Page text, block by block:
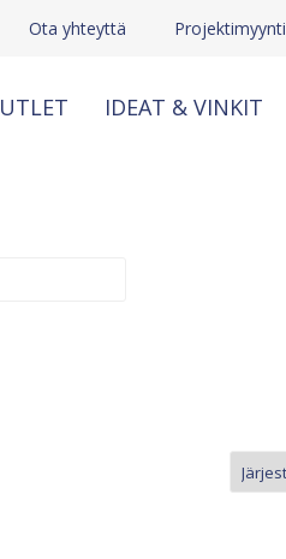
Ota yhteyttä Projektimyynti
IDEAT & VINKIT